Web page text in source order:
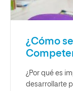
¿Cómo
¿Por qué es
desarrollarte